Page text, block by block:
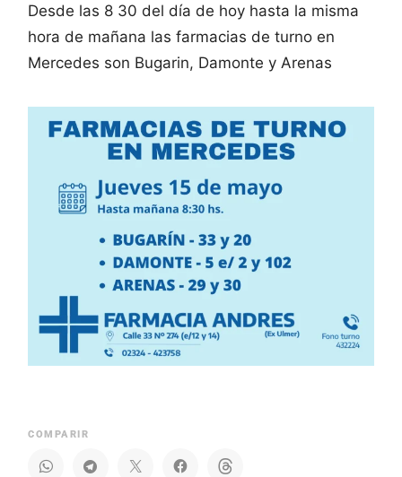
Desde las 8 30 del día de hoy hasta la misma
hora de mañana las farmacias de turno en
Mercedes son Bugarin, Damonte y Arenas
COMPARIR